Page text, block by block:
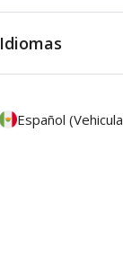
Idiomas
Español